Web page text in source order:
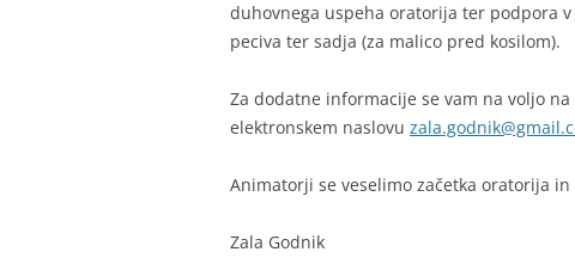
duhovnega uspeha oratorija ter podpora
peciva ter sadja (za malico pred kosilom).
Za dodatne informacije se vam na voljo
elektronskem naslovu
Animatorji se veselimo začetka oratorija
Zala Godnik